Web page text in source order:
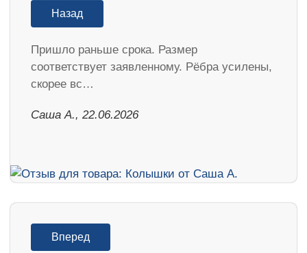
Назад
Пришло раньше срока. Размер
соответствует заявленному. Рёбра усилены,
скорее вс…
Саша А., 22.06.2026
Вперед